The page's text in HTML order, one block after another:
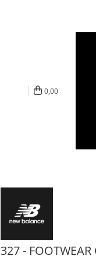
0,00
327 - FOOTWEAR